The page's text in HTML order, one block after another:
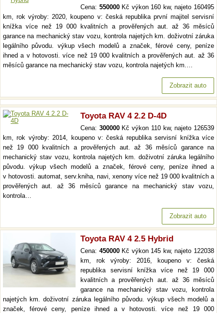
Cena: 550000Kč výkon 160 kw, najeto 160495
km, rok výroby: 2020, koupeno v: česká republika první majitel servisní
knížka více než 19 000 kvalitních a prověřených aut. až 36 měsíců
garance na mechanický stav vozu, kontrola najetých km. doživotní záruka
legálního původu. výkup všech modelů a značek, férové ceny, peníze
ihned a v hotovosti. více než 19 000 kvalitních a prověřených aut. až 36
měsíců garance na mechanický stav vozu, kontrola najetých km.…
Zobrazit auto
Toyota RAV 4 2.2 D-4D
Cena: 300000Kč výkon 110 kw, najeto 126539
km, rok výroby: 2014, koupeno v: česká republika servisní knížka více
než 19 000 kvalitních a prověřených aut. až 36 měsíců garance na
mechanický stav vozu, kontrola najetých km. doživotní záruka legálního
původu. výkup všech modelů a značek, férové ceny, peníze ihned a
v hotovosti. automat, serv.kniha, navi, xenony více než 19 000 kvalitních a
prověřených aut. až 36 měsíců garance na mechanický stav vozu,
kontrola…
Zobrazit auto
Toyota RAV 4 2.5 Hybrid
Cena: 450000Kč výkon 145 kw, najeto 122038
km, rok výroby: 2016, koupeno v: česká
republika servisní knížka více než 19 000
kvalitních a prověřených aut. až 36 měsíců
garance na mechanický stav vozu, kontrola
najetých km. doživotní záruka legálního původu. výkup všech modelů a
značek, férové ceny, peníze ihned a v hotovosti. více než 19 000